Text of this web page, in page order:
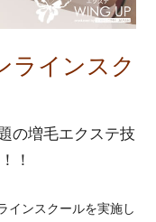
ラインスク
の増毛エクステ技
！
インスクールを実施し